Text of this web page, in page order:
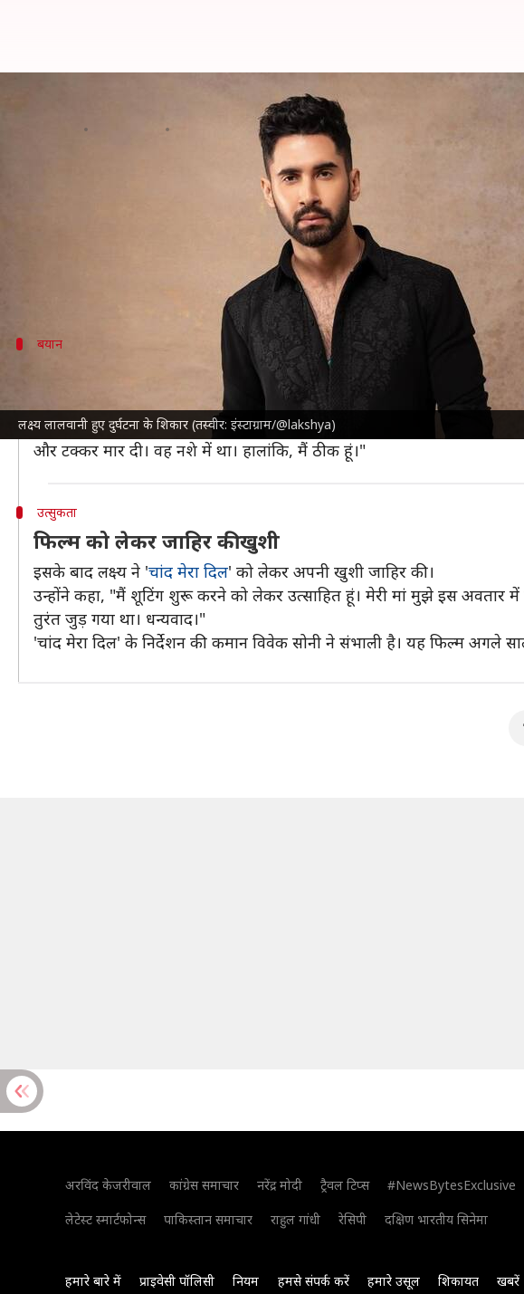
लक्ष्य लालवानी हुए दुर्घटना के शिकार (तस्वीर: इंस्टाग्राम/@lakshya)
'चांद मेरा दिल' की घोषणा के दिन लक्ष्य
को पिछली बार फिल्म 'किल' में देखा गया था,
बीते दिन लक्ष्य ने अपनी नई फिल्म 'चांद मेरा दिल' का ऐलान किया है। इसमें
करण जौहर इस फिल्म के निर्माता हैं, लेकिन क्या आप जानते हैं जब फिल्म
बयान
को दिए एक इंटरव्यू में लक्ष्य ने बताया कि एक बाइक सवार ने उनकी गाड़ी
लक्ष्य ने कहा, "माफ करें। मेरी कार का अभी एक्सीडेंट हुआ है। किसी बाइक
और टक्कर मार दी। वह नशे में था। हालांकि, मैं ठीक हूं।"
उत्सुकता
फिल्म को लेकर जाहिर की खुशी
इसके बाद लक्ष्य ने 'चांद मेरा दिल' को लेकर अपनी खुशी जाहिर की।
उन्होंने कहा, "मैं शूटिंग शुरू करने को लेकर उत्साहित हूं। मेरी मां मुझे इस
तुरंत जुड़ गया था। धन्यवाद।"
'चांद मेरा दिल' के निर्देशन की कमान विवेक सोनी ने संभाली है। यह फिल्म अगले
अरविंद केजरीवाल कांग्रेस समाचार नरेंद्र मोदी ट्रैवल टिप्स #NewsBytesExclusive
लेटेस्ट स्मार्टफोन्स
पाकिस्तान समाचार राहुल गांधी रेसिपी दक्षिण भारतीय सिनेमा
हमारे बारे में प्राइवेसी पॉलिसी नियम हमसे संपर्क करें हमारे उसूल शिकायत खबरें